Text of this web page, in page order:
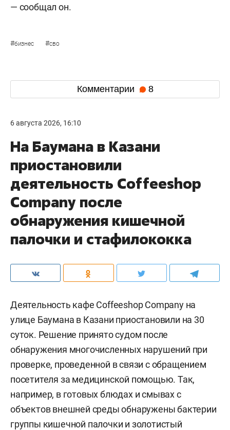
— сообщал он.
#бизнес #сво
Комментарии 8
6 августа 2026, 16:10
На Баумана в Казани
приостановили
деятельность Соffeeshop
Company после
обнаружения кишечной
палочки и стафилококка
Деятельность кафе Coffeeshop Company на
улице Баумана в Казани приостановили на 30
суток. Решение принято судом после
обнаружения многочисленных нарушений при
проверке, проведенной в связи с обращением
посетителя за медицинской помощью. Так,
например, в готовых блюдах и смывах с
объектов внешней среды обнаружены бактерии
группы кишечной палочки и золотистый